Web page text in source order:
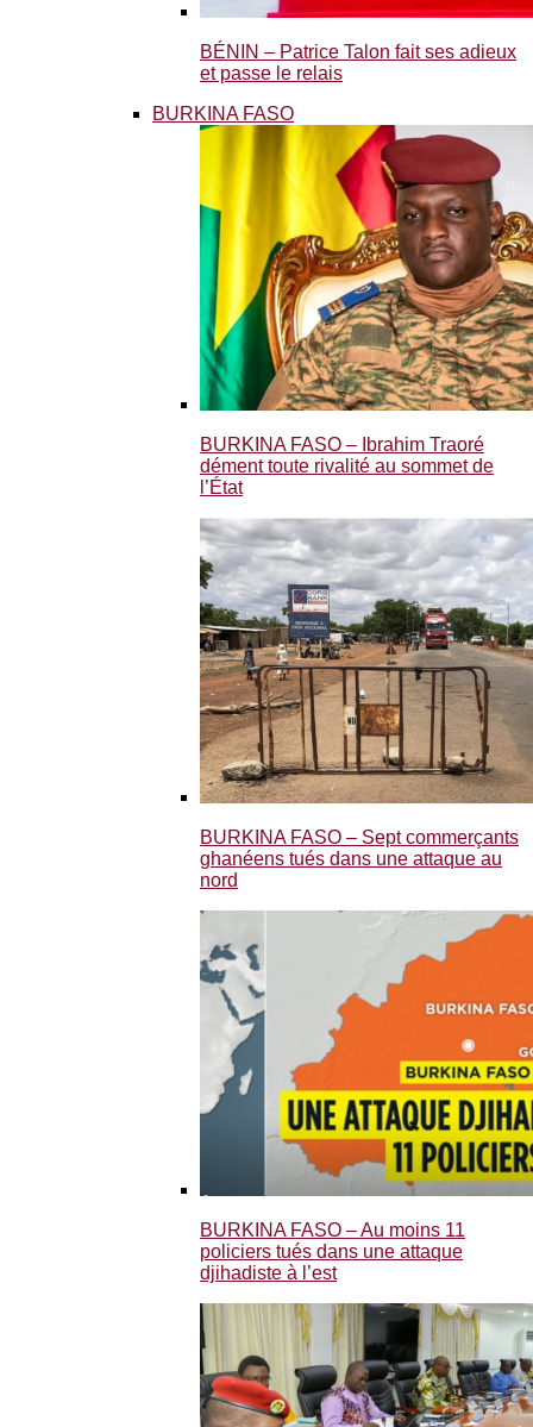
BÉNIN – Patrice Talon fait ses adieux
et passe le relais
BURKINA FASO
BURKINA FASO – Ibrahim Traoré
dément toute rivalité au sommet de
l’État
BURKINA FASO – Sept commerçants
ghanéens tués dans une attaque au
nord
BURKINA FASO – Au moins 11
policiers tués dans une attaque
djihadiste à l’est